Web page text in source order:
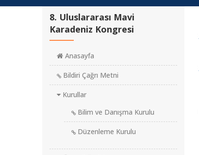
İçerik8. Uluslararası Mavi
Karadeniz Kongresi
Anasayfa
Bildiri Çağrı Metni
Kurullar
Bilim ve Danışma Kurulu
Düzenleme Kurulu